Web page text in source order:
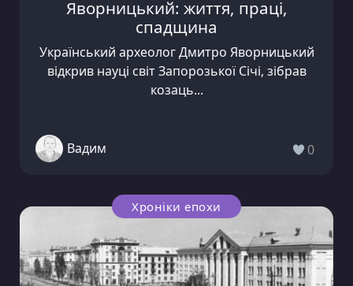
Яворницький: життя, праці,
спадщина
Український археолог Дмитро Яворницький
відкрив науці світ Запорозької Січі, зібрав
козаць...
Вадим 0
Хроніки епохи